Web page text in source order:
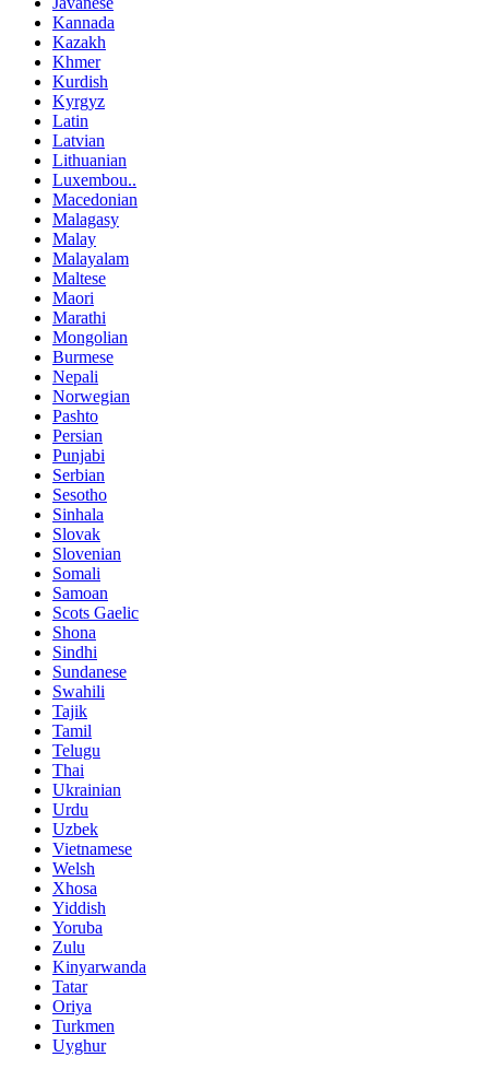
Kannada
Kazakh
Khmer
Kurdish
Kyrgyz
Latin
Latvian
Lithuanian
Luxembou..
Macedonian
Malagasy
Malay
Malayalam
Maltese
Maori
Marathi
Mongolian
Burmese
Nepali
Norwegian
Pashto
Persian
Punjabi
Serbian
Sesotho
Sinhala
Slovak
Slovenian
Somali
Samoan
Scots Gaelic
Shona
Sindhi
Sundanese
Swahili
Tajik
Tamil
Telugu
Thai
Ukrainian
Urdu
Uzbek
Vietnamese
Welsh
Xhosa
Yiddish
Yoruba
Zulu
Kinyarwanda
Tatar
Oriya
Turkmen
Uyghur